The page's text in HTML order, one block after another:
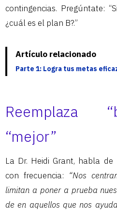
contingencias. Pregúntate:
¿cuál es el plan B?.”
Artículo relacionado
Parte 1: Logra tus metas
Reemplaza
“mejor”
La Dr. Heidi Grant, habla
con frecuencia: “Nos
limitan a poner a prueba
de en aquellos que nos